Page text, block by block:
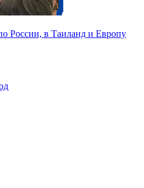
России, в Таиланд и Европу